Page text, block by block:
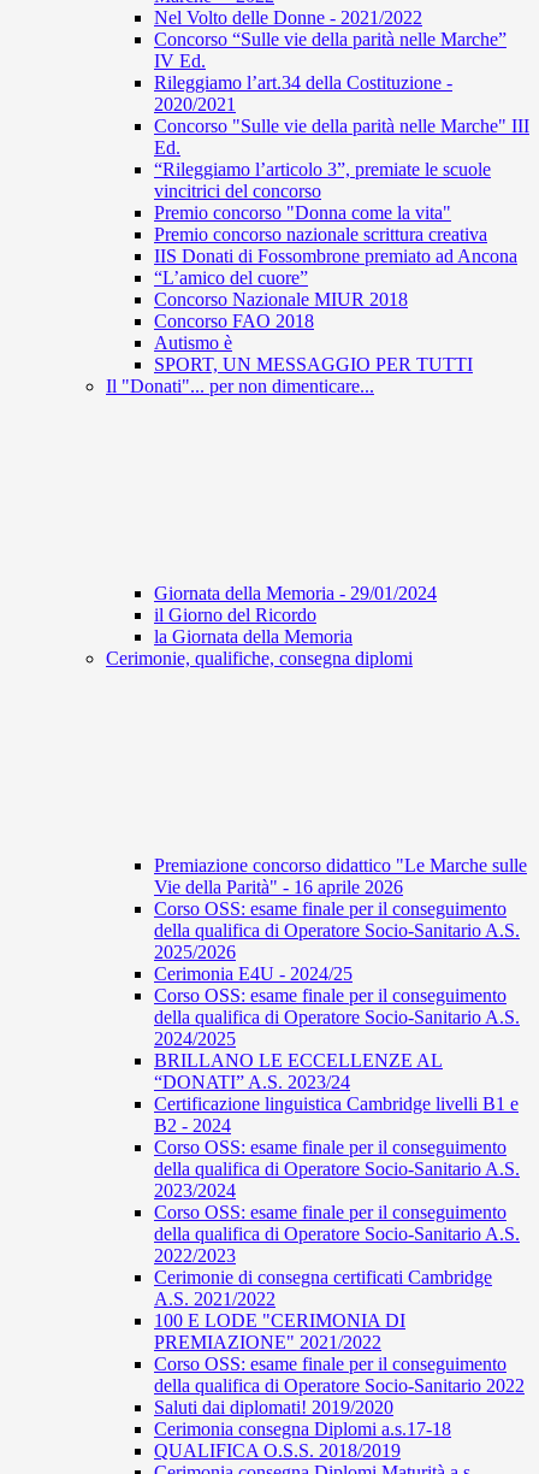
Nel Volto delle Donne - 2021/2022
Concorso “Sulle vie della parità nelle Marche”
IV Ed.
Rileggiamo l’art.34 della Costituzione -
2020/2021
Concorso "Sulle vie della parità nelle Marche" III
Ed.
“Rileggiamo l’articolo 3”, premiate le scuole
vincitrici del concorso
Premio concorso "Donna come la vita"
Premio concorso nazionale scrittura creativa
IIS Donati di Fossombrone premiato ad Ancona
“L’amico del cuore”
Concorso Nazionale MIUR 2018
Concorso FAO 2018
Autismo è
SPORT, UN MESSAGGIO PER TUTTI
Il "Donati"... per non dimenticare...
Giornata della Memoria - 29/01/2024
il Giorno del Ricordo
la Giornata della Memoria
Cerimonie, qualifiche, consegna diplomi
Premiazione concorso didattico "Le Marche sulle
Vie della Parità" - 16 aprile 2026
Corso OSS: esame finale per il conseguimento
della qualifica di Operatore Socio-Sanitario A.S.
2025/2026
Cerimonia E4U - 2024/25
Corso OSS: esame finale per il conseguimento
della qualifica di Operatore Socio-Sanitario A.S.
2024/2025
BRILLANO LE ECCELLENZE AL
“DONATI” A.S. 2023/24
Certificazione linguistica Cambridge livelli B1 e
B2 - 2024
Corso OSS: esame finale per il conseguimento
della qualifica di Operatore Socio-Sanitario A.S.
2023/2024
Corso OSS: esame finale per il conseguimento
della qualifica di Operatore Socio-Sanitario A.S.
2022/2023
Cerimonie di consegna certificati Cambridge
A.S. 2021/2022
100 E LODE "CERIMONIA DI
PREMIAZIONE" 2021/2022
Corso OSS: esame finale per il conseguimento
della qualifica di Operatore Socio-Sanitario 2022
Saluti dai diplomati! 2019/2020
Cerimonia consegna Diplomi a.s.17-18
QUALIFICA O.S.S. 2018/2019